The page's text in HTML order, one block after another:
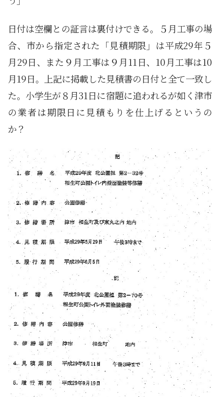
日付は空欄との証言は裏付けできる。５月工事の場
合、市から指定された「見積期限」は平成29年５
月29日、また９月工事は９月11日、10月工事は10
月19日。上記に掲載した見積書の日付と全て一致し
た。小学生が８月31日に宿題に追われるが如く津市
の業者は期限日に見積もりを仕上げるというの
か？